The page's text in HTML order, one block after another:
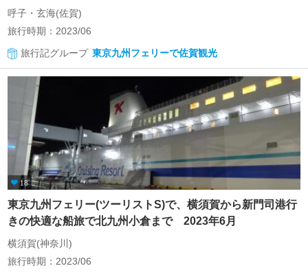
呼子・玄海(佐賀)
旅行時期：2023/06
旅行記グループ 東京九州フェリーで佐賀観光
18
東京九州フェリー(ツーリストS)で、横須賀から新門司港行
きの快適な船旅で北九州小倉まで 2023年6月
横須賀(神奈川)
旅行時期：2023/06